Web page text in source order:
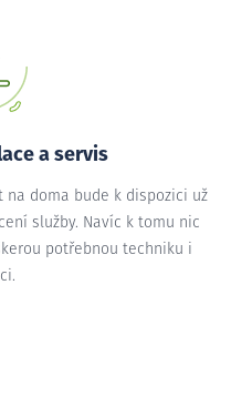
a servis
na doma bude k dispozici už
služby. Navíc k tomu nic
potřebnou techniku i